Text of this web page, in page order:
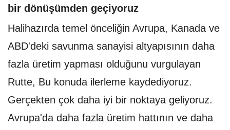
bir dönüşümden geçiyoruz
Halihazırda temel önceliğin Avrupa, Kanada ve
ABD'deki savunma sanayisi altyapısının daha
fazla üretim yapması olduğunu vurgulayan
Rutte, Bu konuda ilerleme kaydediyoruz.
Gerçekten çok daha iyi bir noktaya geliyoruz.
Avrupa'da daha fazla üretim hattının ve daha